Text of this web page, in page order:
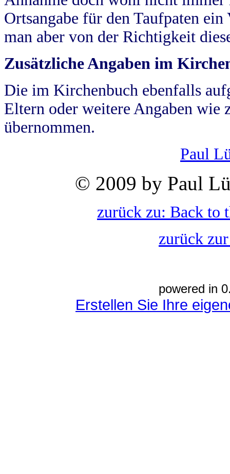
Ortsangabe für den Taufpaten
man aber von der Richtigkeit
Zusätzliche Angaben im
Die im Kirchenbuch ebenfalls
Eltern oder weitere Angaben wie
übernommen.
Paul
© 2009 by Paul
zurück zu: Back to
zurück
powered in
Erstellen Sie Ihre